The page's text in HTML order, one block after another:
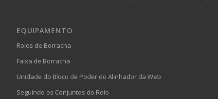
EQUIPAMENTO
Rolos de Borracha
Faixa de Borracha
Unidade do Bloco de Poder do Alinhador da Web
Seguindo os Conjuntos do Rolo